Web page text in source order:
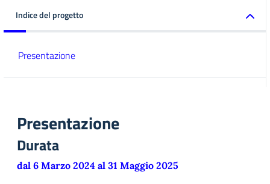
Indice del progetto
Presentazione
Presentazione
Durata
dal 6 Marzo 2024 al 31 Maggio 2025